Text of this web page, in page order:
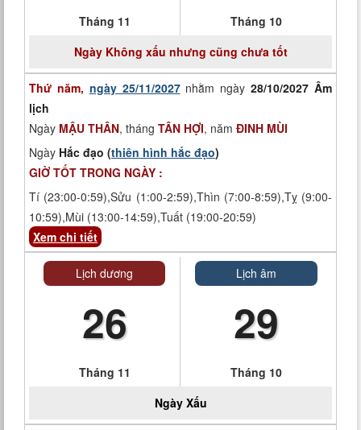
Tháng 11
Tháng 10
NgàyKhông xấu nhưng cũng chưa tốt
Thứ năm, ngày 25/11/2027nhằm ngày28/10/2027 Âm
lịch
Ngày MẬU THÂN, tháng TÂN HỢI, năm ĐINH MÙI
Ngày Hắc đạo (thiên hình hắc đạo)
GIỜ TỐT TRONG NGÀY :
Tí (23:00-0:59),Sửu (1:00-2:59),Thìn (7:00-8:59),Tỵ (9:00-
10:59),Mùi (13:00-14:59),Tuất (19:00-20:59)
Xem chi tiết
Lịch dương
26
Tháng 11
Lịch âm
29
Tháng 10
Ngày Xấu